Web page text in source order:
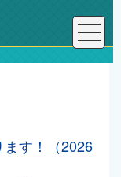
す！（2026